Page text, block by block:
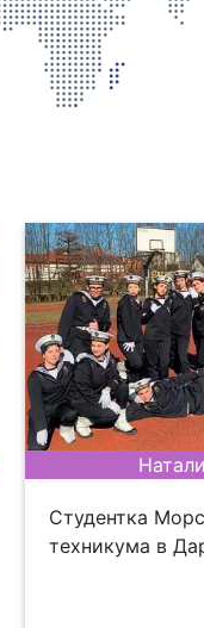
Студентка
техникума в